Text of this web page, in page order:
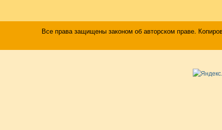
Все права защищены законом об авторском праве.